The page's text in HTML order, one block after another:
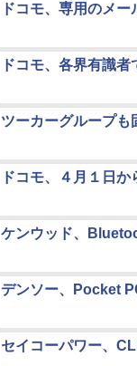
ドコモ、専用のメ
ドコモ、各界有識
ツーカーグループも
ドコモ、４月１日
ケンウッド、
デンソー、Pocket
セイコーパワー、